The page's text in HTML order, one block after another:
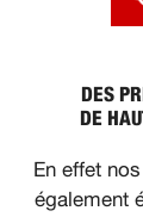
DES
DE
En effet
également